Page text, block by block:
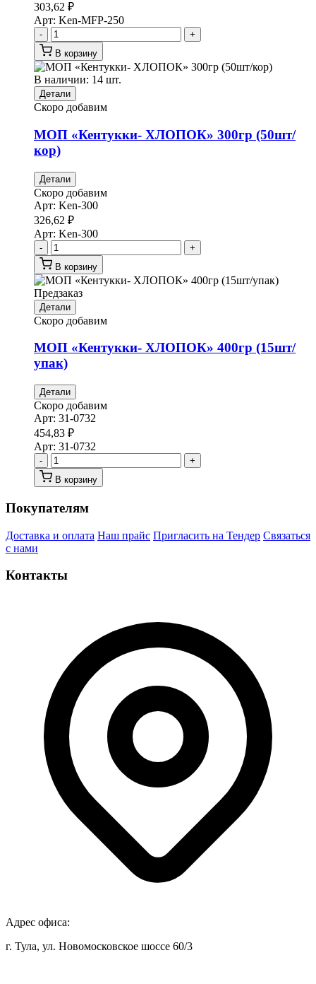
303,62 ₽
Арт: Ken-MFP-250
-
+
В корзину
В наличии: 14 шт.
Детали
Скоро добавим
МОП «Кентукки- ХЛОПОК» 300гр (50шт/
кор)
Детали
Скоро добавим
Арт: Ken-300
326,62 ₽
Арт: Ken-300
-
+
В корзину
Предзаказ
Детали
Скоро добавим
МОП «Кентукки- ХЛОПОК» 400гр (15шт/
упак)
Детали
Скоро добавим
Арт: 31-0732
454,83 ₽
Арт: 31-0732
-
+
В корзину
Покупателям
Доставка и оплата Наш прайс Пригласить на Тендер Связаться
с нами
Контакты
Адрес офиса:
г. Тула, ул. Новомосковское шоссе 60/3